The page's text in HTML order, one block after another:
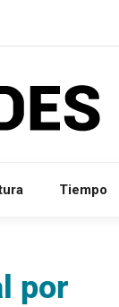
Tiempo
por